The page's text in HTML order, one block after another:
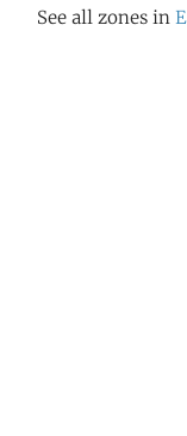
See all zones in